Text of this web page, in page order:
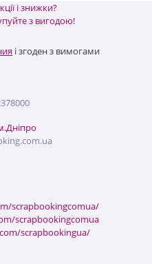
і знижки?
з вигодою!
і згоден з вимогами
scrapbookingcomua/
scrapbookingcomua
scrapbookingua/